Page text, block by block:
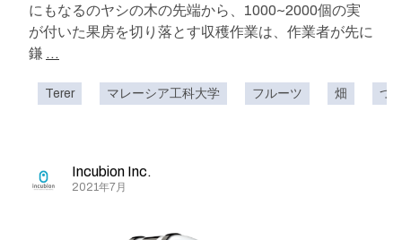
にもなるのヤシの木の先端から、1000~2000個の実
が付いた果房を切り落とす収穫作業は、作業者が先に
鎌 ...
Terer マレーシア工科大学 フルーツ 畑 つ
Incubion Inc.
2021年7月